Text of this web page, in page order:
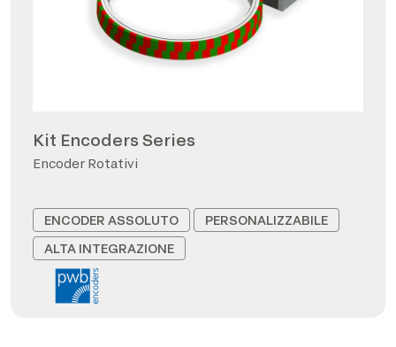
Kit Encoders Series
Encoder Rotativi
ENCODER ASSOLUTO
PERSONALIZZABILE
ALTA INTEGRAZIONE